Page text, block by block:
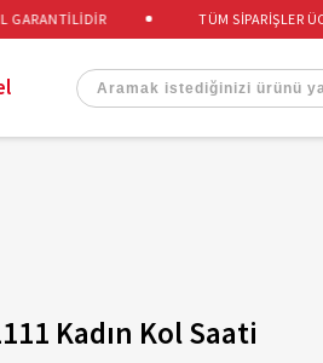
TÜM SİPARİŞLER
Kadın Kol Saati